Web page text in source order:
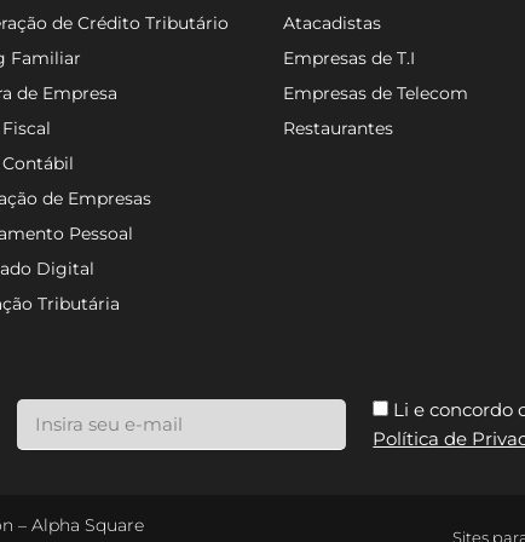
de Crédito Tributário
Familiar
de Empresa
de Empresas
Pessoal
Digital
Tributária
Atacadistas
Empresas de T.I
Empresas de Telecom
Restaurantes
Li e concordo
Política de
– Alpha Square
Sites